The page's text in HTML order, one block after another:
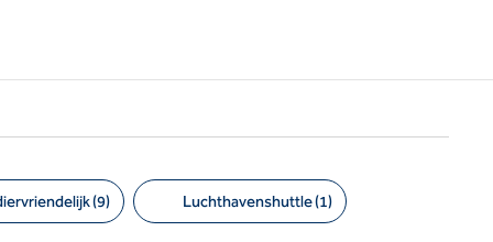
(9) Luchthavenshuttle (1)